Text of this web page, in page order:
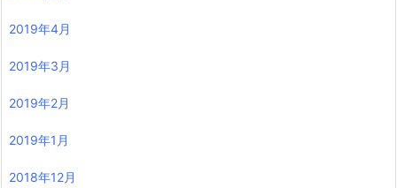
2019年4月
2019年3月
2019年2月
2019年1月
2018年12月